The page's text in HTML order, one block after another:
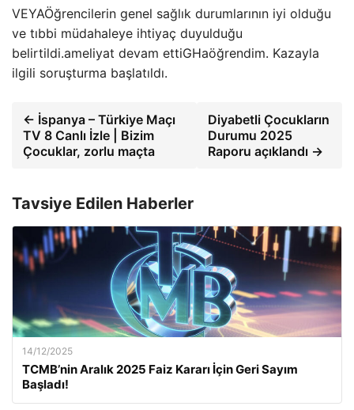
VEYAÖğrencilerin genel sağlık durumlarının iyi olduğu
ve tıbbi müdahaleye ihtiyaç duyulduğu
belirtildi.ameliyat devam ettiGHaöğrendim. Kazayla
ilgili soruşturma başlatıldı.
← İspanya – Türkiye Maçı
TV 8 Canlı İzle | Bizim
Çocuklar, zorlu maçta
Diyabetli Çocukların
Durumu 2025
Raporu açıklandı →
Tavsiye Edilen Haberler
14/12/2025
TCMB’nin Aralık 2025 Faiz Kararı İçin Geri Sayım
Başladı!